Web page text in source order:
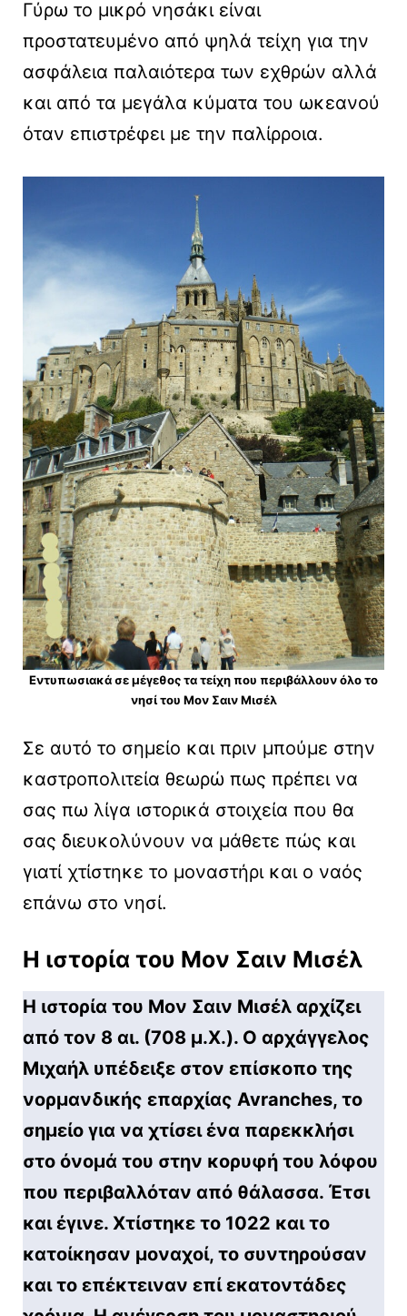
Γύρω το μικρό νησάκι είναι
προστατευμένο από ψηλά τείχη για την
ασφάλεια παλαιότερα των εχθρών αλλά
και από τα μεγάλα κύματα του ωκεανού
όταν επιστρέφει με την παλίρροια.
Εντυπωσιακά σε μέγεθος τα τείχη που περιβάλλουν όλο το
νησί του Μον Σαιν Μισέλ
Σε αυτό το σημείο και πριν μπούμε στην
καστροπολιτεία θεωρώ πως πρέπει να
σας πω λίγα ιστορικά στοιχεία που θα
σας διευκολύνουν να μάθετε πώς και
γιατί χτίστηκε το μοναστήρι και ο ναός
επάνω στο νησί.
Η ιστορία του Μον Σαιν Μισέλ
Η ιστορία του Μον Σαιν Μισέλ αρχίζει
από τον 8 αι. (708 μ.Χ.). Ο αρχάγγελος
Μιχαήλ υπέδειξε στον επίσκοπο της
νορμανδικής επαρχίας Avranches, το
σημείο για να χτίσει ένα παρεκκλήσι
στο όνομά του στην κορυφή του λόφου
που περιβαλλόταν από θάλασσα. Έτσι
και έγινε. Χτίστηκε το 1022 και το
κατοίκησαν μοναχοί, το συντηρούσαν
και το επέκτειναν επί εκατοντάδες